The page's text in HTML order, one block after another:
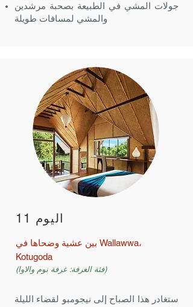
جولات المشي في الطبيعة بصحبة مرشدين
والمشي لمسافات طويلة
اليوم 11
بين عشية وضحاها في Wallawwa،
Kotugoda
(فئة الغرفة: غرفة نوم والاوا)
ستغادر هذا الصباح إلى نيجومبو لقضاء الليلة